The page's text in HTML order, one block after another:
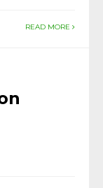
READ MORE